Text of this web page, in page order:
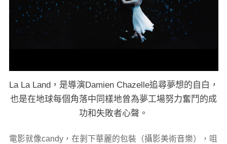
La La Land，是導演Damien Chazelle追尋夢想的自白，
也是在地球每個角落中同樣地曾為夢工場努力奮鬥的成
功和失敗者心聲。
電影就像candy，在剝下華麗的包裝（攝影美術音樂），咀